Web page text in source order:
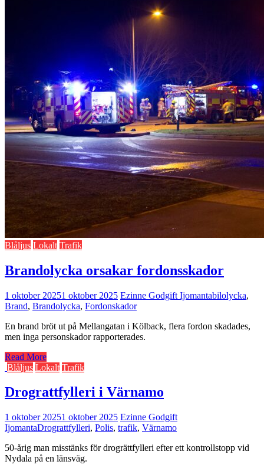
Blåljus Lokalt Trafik
Brandolycka orsakar fordonsskador
1 oktober 20251 oktober 2025 Ezinne Godgift Ijomantabilolycka,
Brand, Brandolycka, Fordonskador
En brand bröt ut på Mellangatan i Kölback, flera fordon skadades,
men inga personskador rapporterades.
Read More
Blåljus Lokalt Trafik
Drograttfylleri i Värnamo
1 oktober 20251 oktober 2025 Ezinne Godgift
IjomantaDrograttfylleri, Polis, trafik, Värnamo
50-årig man misstänks för drogrättfylleri efter ett kontrollstopp vid
Nydala på en länsväg.